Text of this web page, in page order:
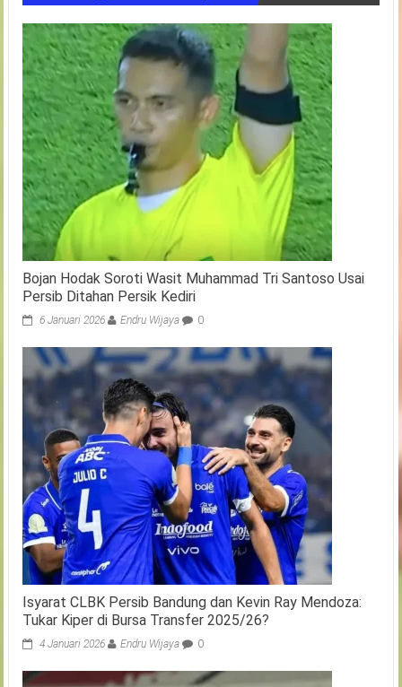
Bojan Hodak Soroti Wasit Muhammad Tri Santoso Usai
Persib Ditahan Persik Kediri
6 Januari 2026 Endru Wijaya 0
Isyarat CLBK Persib Bandung dan Kevin Ray Mendoza:
Tukar Kiper di Bursa Transfer 2025/26?
4 Januari 2026 Endru Wijaya 0